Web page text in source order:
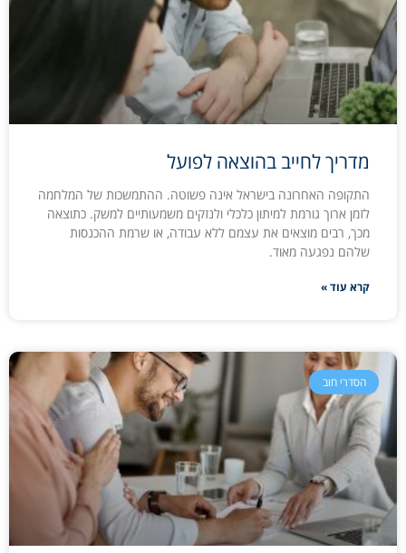
מדריך לחייב בהוצאה לפועל
התקופה האחרונה בישראל אינה פשוטה. ההתמשכות של המלחמה
לזמן ארוך גורמת למיתון כלכלי ולנזקים משמעותיים למשק. כתוצאה
מכך, רבים מוצאים את עצמם ללא עבודה, או שרמת ההכנסות
שלהם נפגעה מאוד.
קרא עוד »
הסדרי חוב